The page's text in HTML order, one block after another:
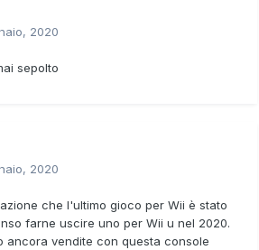
2020
sepolto
2020
che l'ultimo gioco per Wii è stato
farne uscire uno per Wii u nel 2020.
ancora vendite con questa console